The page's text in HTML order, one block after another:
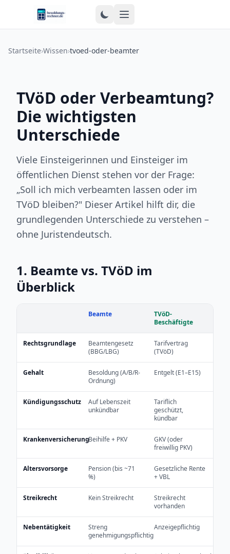
Zum Inhalt springen
Startseite›Wissen›tvoed-oder-beamter
TVöD oder Verbeamtung?
Die wichtigsten
Unterschiede
Viele Einsteigerinnen und Einsteiger im
öffentlichen Dienst stehen vor der Frage:
„Soll ich mich verbeamten lassen oder im
TVöD bleiben?" Dieser Artikel hilft dir, die
grundlegenden Unterschiede zu verstehen –
ohne Juristendeutsch.
1. Beamte vs. TVöD im
Überblick
Beamte
TVöD-
Beschäftigte
Rechtsgrundlage
Beamtengesetz
(BBG/LBG)
Tarifvertrag
(TVöD)
Gehalt
Besoldung (A/B/R-
Ordnung)
Entgelt (E1–E15)
Kündigungsschutz
Auf Lebenszeit
unkündbar
Tariflich
geschützt,
kündbar
KrankenversicherungBeihilfe + PKV
GKV (oder
freiwillig PKV)
Altersvorsorge
Pension (bis ~71
%)
Gesetzliche Rente
+ VBL
Streikrecht Kein Streikrecht
Streikrecht
vorhanden
Nebentätigkeit
Streng
genehmigungspflichtig
Anzeigepflichtig